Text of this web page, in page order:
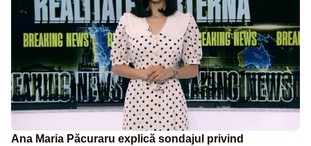
Ana Maria Păcuraru explică sondajul privind